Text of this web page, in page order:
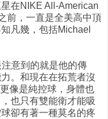
在NIKE All-American
前，一直是全美高中頂
凡幾，包括Michael
意到的就是他的傳
。和現在在拓荒者沒
像是純控球，身體也
也只有雙能衛才能吸
卻有著一種莫名的疼